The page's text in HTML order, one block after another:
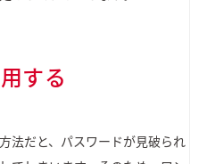
する
法だと、パスワードが見破られ